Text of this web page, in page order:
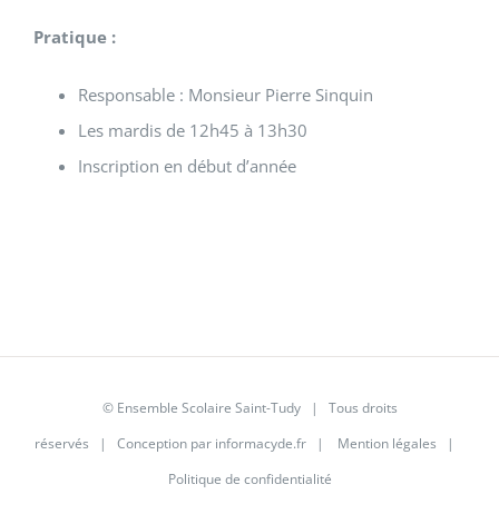
Pratique :
Responsable : Monsieur Pierre Sinquin
Les mardis de 12h45 à 13h30
Inscription en début d’année
© Ensemble Scolaire Saint-Tudy | Tous droits
réservés | Conception par informacyde.fr | Mention légales |
Politique de confidentialité